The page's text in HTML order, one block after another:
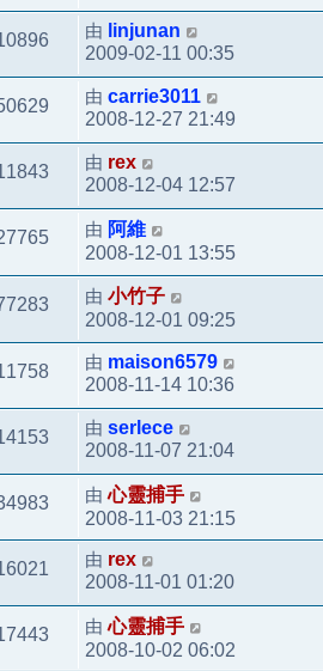
由 linjunan
2009-02-11 00:35
由 carrie3011
2008-12-27 21:49
由 rex
2008-12-04 12:57
由 阿維
2008-12-01 13:55
由 小竹子
2008-12-01 09:25
由 maison6579
2008-11-14 10:36
由 serlece
2008-11-07 21:04
由心靈捕手
2008-11-03 21:15
由 rex
2008-11-01 01:20
由心靈捕手
2008-10-02 06:02